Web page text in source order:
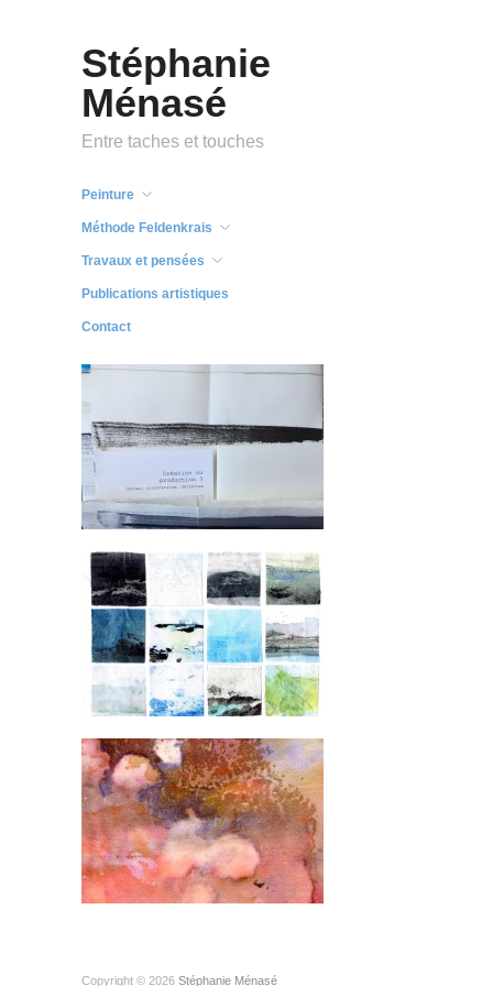
Stéphanie
Ménasé
Entre taches et touches
Peinture
Méthode Feldenkrais
Travaux et pensées
Publications artistiques
Contact
Copyright © 2026 Stéphanie Ménasé